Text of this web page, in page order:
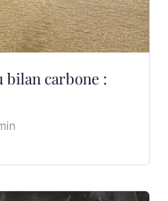
bilan carbone :